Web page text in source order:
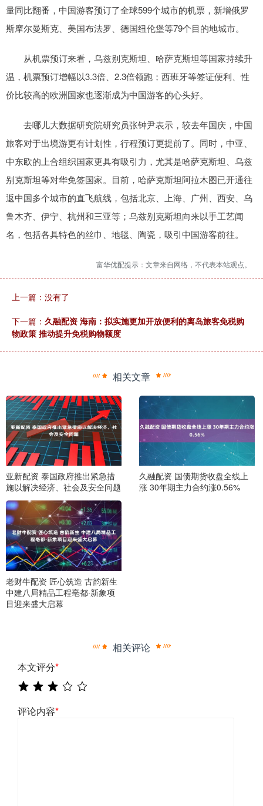
量同比翻番，中国游客预订了全球599个城市的机票，新增俄罗
斯摩尔曼斯克、美国布法罗、德国纽伦堡等79个目的地城市。
从机票预订来看，乌兹别克斯坦、哈萨克斯坦等国家持续升
温，机票预订增幅以3.3倍、2.3倍领跑；西班牙等签证便利、性
价比较高的欧洲国家也逐渐成为中国游客的心头好。
去哪儿大数据研究院研究员张钟尹表示，较去年国庆，中国
旅客对于出境游更有计划性，行程预订更提前了。同时，中亚、
中东欧的上合组织国家更具有吸引力，尤其是哈萨克斯坦、乌兹
别克斯坦等对华免签国家。目前，哈萨克斯坦阿拉木图已开通往
返中国多个城市的直飞航线，包括北京、上海、广州、西安、乌
鲁木齐、伊宁、杭州和三亚等；乌兹别克斯坦向来以手工艺闻
名，包括各具特色的丝巾、地毯、陶瓷，吸引中国游客前往。
富华优配提示：文章来自网络，不代表本站观点。
上一篇：没有了
下一篇： 久融配资 海南：拟实施更加开放便利的离岛旅客免税购
物政策 推动提升免税购物额度
相关文章
亚新配资 泰国政府推出紧急措
施以解决经济、社会及安全问题
久融配资 国债期货收盘全线上
涨 30年期主力合约涨0.56%
老财牛配资 匠心筑造 古韵新生
中建八局精品工程亳都·新象项
目迎来盛大启幕
相关评论
本文评分*
评论内容*